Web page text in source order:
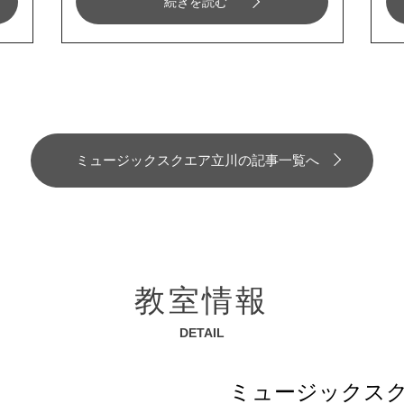
ミュージックスクエア立川の記事一覧へ
教室情報
DETAIL
ミュージックス